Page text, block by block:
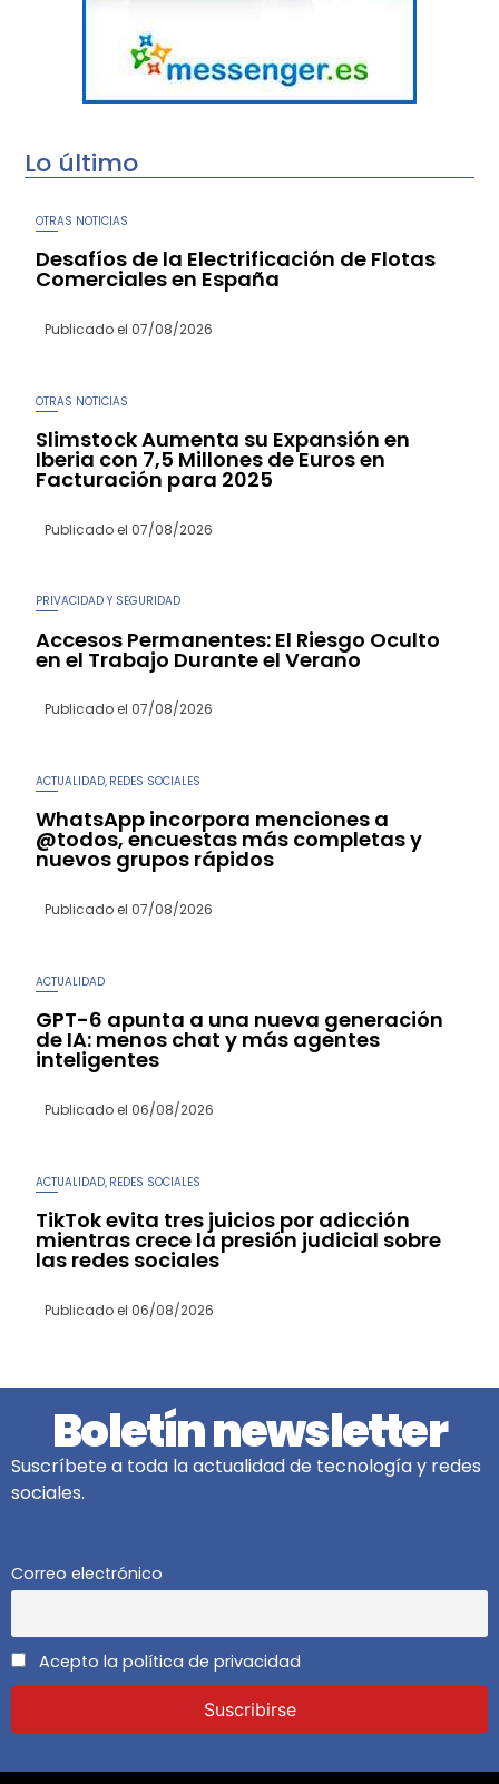
Lo último
OTRAS NOTICIAS
Desafíos de la Electrificación de Flotas
Comerciales en España
Publicado el 07/08/2026
OTRAS NOTICIAS
Slimstock Aumenta su Expansión en
Iberia con 7,5 Millones de Euros en
Facturación para 2025
Publicado el 07/08/2026
PRIVACIDAD Y SEGURIDAD
Accesos Permanentes: El Riesgo Oculto
en el Trabajo Durante el Verano
Publicado el 07/08/2026
ACTUALIDAD REDES SOCIALES
WhatsApp incorpora menciones a
@todos, encuestas más completas y
nuevos grupos rápidos
Publicado el 07/08/2026
ACTUALIDAD
GPT-6 apunta a una nueva generación
de IA: menos chat y más agentes
inteligentes
Publicado el 06/08/2026
ACTUALIDAD REDES SOCIALES
TikTok evita tres juicios por adicción
mientras crece la presión judicial sobre
las redes sociales
Publicado el 06/08/2026
Boletín newsletter
Suscríbete a toda la actualidad de tecnología y redes
sociales.
Correo electrónico
Acepto la política de privacidad